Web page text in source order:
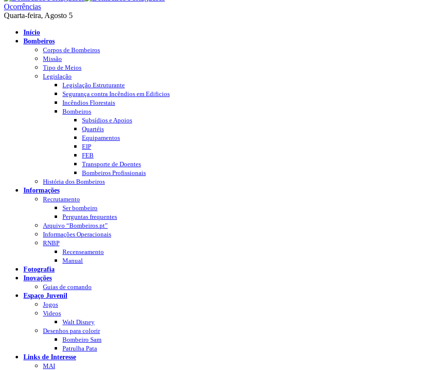
Ocorrências
Quarta-feira, Agosto 5
Início
Bombeiros
Corpos de Bombeiros
Missão
Tipo de Meios
Legislação
Legislação Estruturante
Segurança contra Incêndios em Edificios
Incêndios Florestais
Bombeiros
Subsídios e Apoios
Quartéis
Equipamentos
EIP
FEB
Transporte de Doentes
Bombeiros Profissionais
História dos Bombeiros
Informações
Recrutamento
Ser bombeiro
Perguntas frequentes
Arquivo “Bombeiros.pt”
Informações Operacionais
RNBP
Recenseamento
Manual
Fotografia
Inovações
Guias de comando
Espaço Juvenil
Jogos
Videos
Walt Disney
Desenhos para colorir
Bombeiro Sam
Patrulha Pata
Links de Interesse
MAI